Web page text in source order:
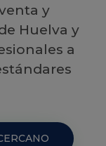
y
Huelva y
a